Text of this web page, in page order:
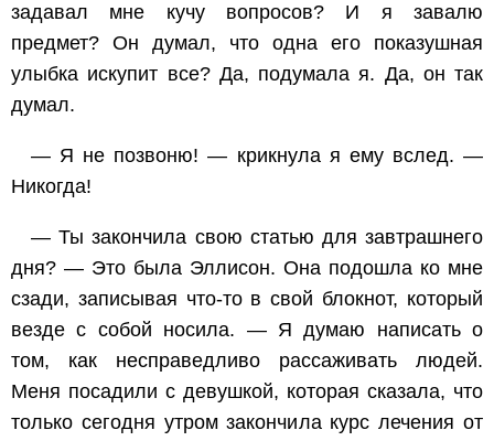
задавал мне кучу вопросов? И я завалю
предмет? Он думал, что одна его показушная
улыбка искупит все? Да, подумала я. Да, он так
думал.
— Я не позвоню! — крикнула я ему вслед. —
Никогда!
— Ты закончила свою статью для завтрашнего
дня? — Это была Эллисон. Она подошла ко мне
сзади, записывая что-то в свой блокнот, который
везде с собой носила. — Я думаю написать о
том, как несправедливо рассаживать людей.
Меня посадили с девушкой, которая сказала, что
только сегодня утром закончила курс лечения от